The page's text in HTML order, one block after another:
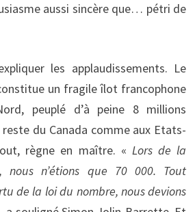
aussi sincère que… pétri de
les applaudissements. Le
un fragile îlot francophone
peuplé d’à peine 8 millions
reste du Canada comme aux Etats-
règne en maître. « Lors de la
nous n’étions que 70 000. Tout
de la loi du nombre, nous devions